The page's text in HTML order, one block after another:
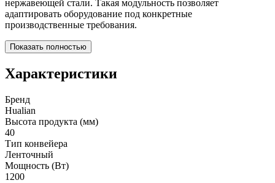
нержавеющей стали. Такая модульность позволяет
адаптировать оборудование под конкретные
производственные требования.
Показать полностью
Характеристики
Бренд
Hualian
Высота продукта (мм)
40
Тип конвейера
Ленточный
Мощность (Вт)
1200